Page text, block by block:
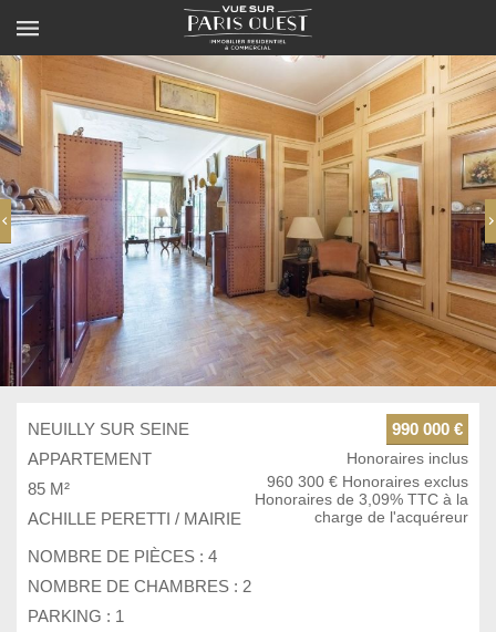
990 000 €
Honoraires inclus
960 300 € Honoraires exclus
Honoraires de 3,09% TTC à la
charge de l'acquéreur
NEUILLY SUR SEINE
APPARTEMENT
85 M²
ACHILLE PERETTI / MAIRIE
NOMBRE DE PIÈCES : 4
NOMBRE DE CHAMBRES : 2
PARKING : 1